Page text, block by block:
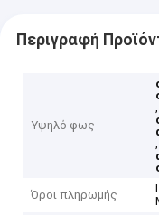
Περιγραφή
Υψηλό φως
,
,
Όροι πληρωμής